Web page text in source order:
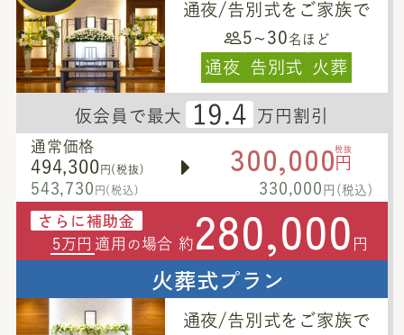
通夜/告別式をご家族で
5~30 名ほど
通夜 告別式 火葬
仮会員で最大 19.4 万円割引
通常価格
494,300 円(税抜)
543,730 円(税込)
300,000税抜
円
330,000 円(税込)
さらに補助金
5万円 適用 の 場合 約 280,000 円
火葬式プラン
通夜/告別式をご家族で